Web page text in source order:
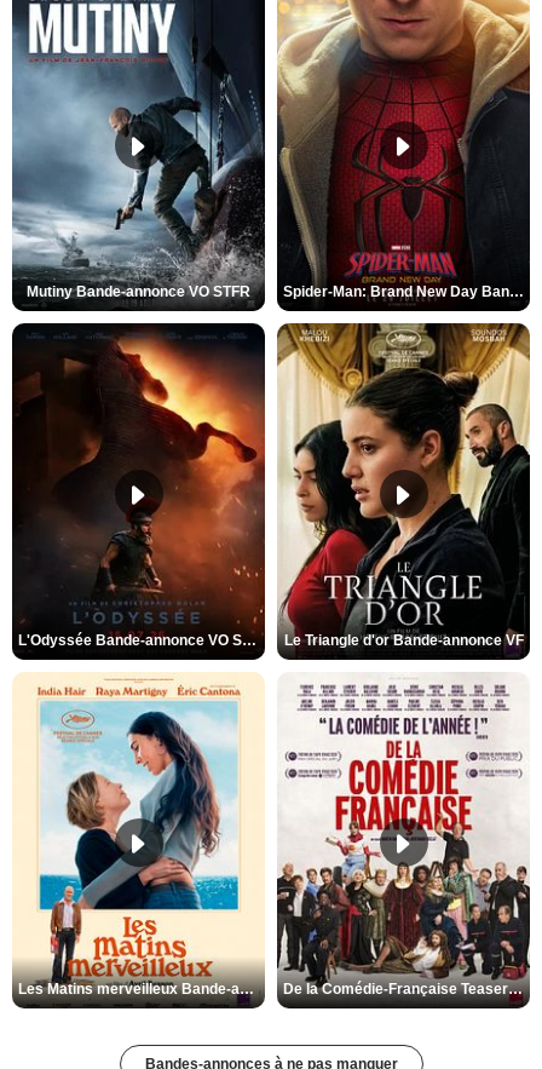
Mutiny Bande-annonce VO STFR Spider-Man: Brand New Day Bande-annonce VO STFR
L'Odyssée Bande-annonce VO STFR Le Triangle d'or Bande-annonce VF
Les Matins merveilleux Bande-annonce VF De la Comédie-Française Teaser VF
Bandes-annonces à ne pas manquer